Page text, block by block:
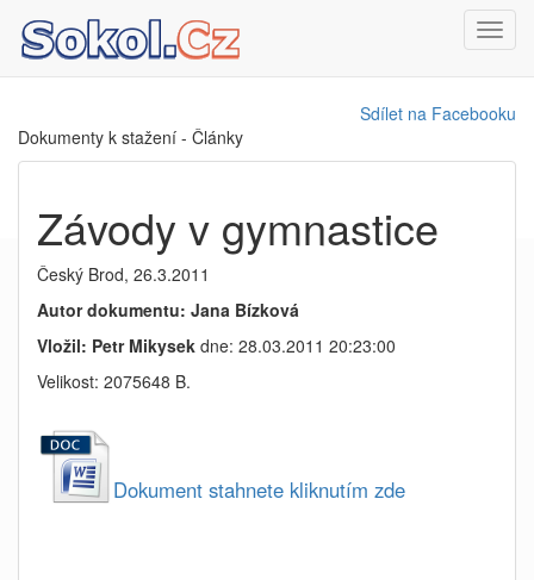
Sdílet na Facebooku
Dokumenty k stažení - Články
Závody v gymnastice
Český Brod, 26.3.2011
Autor dokumentu: Jana Bízková
Vložil: Petr Mikysek dne: 28.03.2011 20:23:00
Velikost: 2075648 B.
Dokument stahnete kliknutím zde